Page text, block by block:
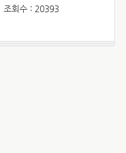
조회수 : 20393